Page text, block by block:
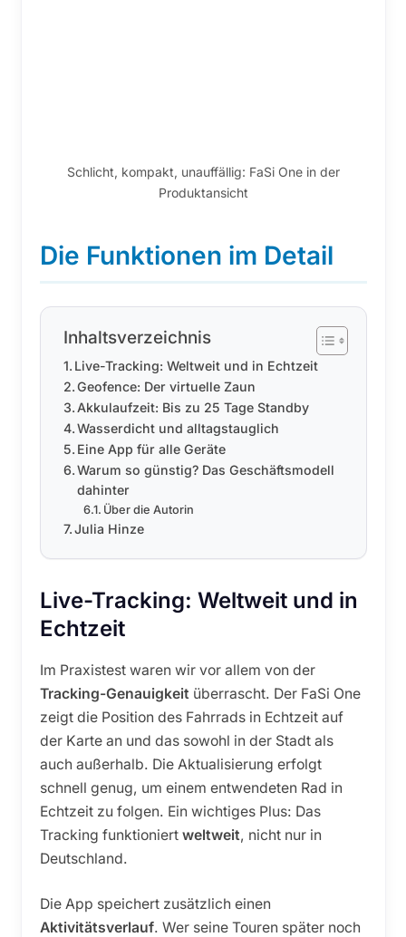
Schlicht, kompakt, unauffällig: FaSi One in der
Produktansicht
Die Funktionen im Detail
Inhaltsverzeichnis
Live-Tracking: Weltweit und in Echtzeit
Geofence: Der virtuelle Zaun
Akkulaufzeit: Bis zu 25 Tage Standby
Wasserdicht und alltagstauglich
Eine App für alle Geräte
Warum so günstig? Das Geschäftsmodell
dahinter
Über die Autorin
Julia Hinze
Live-Tracking: Weltweit und in
Echtzeit
Im Praxistest waren wir vor allem von der
Tracking-Genauigkeitüberrascht. Der FaSi One
zeigt die Position des Fahrrads in Echtzeit auf
der Karte an und das sowohl in der Stadt als
auch außerhalb. Die Aktualisierung erfolgt
schnell genug, um einem entwendeten Rad in
Echtzeit zu folgen. Ein wichtiges Plus: Das
Tracking funktioniert weltweit, nicht nur in
Deutschland.
Die App speichert zusätzlich einen
Aktivitätsverlauf. Wer seine Touren später noch